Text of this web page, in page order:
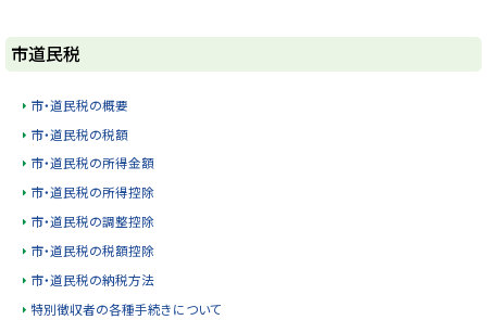
F
u
k市道民税
市・道民税の概要
市・道民税の税額
市・道民税の所得金額
市・道民税の所得控除
市・道民税の調整控除
市・道民税の税額控除
市・道民税の納税方法
特別徴収者の各種手続きについて